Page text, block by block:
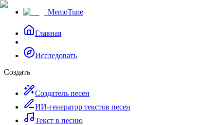
MemoTune
Главная
Исследовать
Создать
Создатель песен
ИИ-генератор текстов песен
Текст в песню